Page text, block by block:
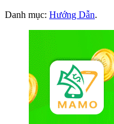
Danh mục: Hướng Dẫn.